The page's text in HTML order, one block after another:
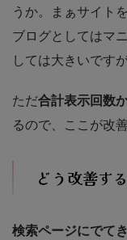
うか。まぁサイト
ブログとしてはマ
しては大きいですが
ただ合計表示回数
るので、ここが改
どう改善す
検索ページにでて